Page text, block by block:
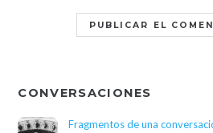
CONVERSACIONES
Fragmentos de una